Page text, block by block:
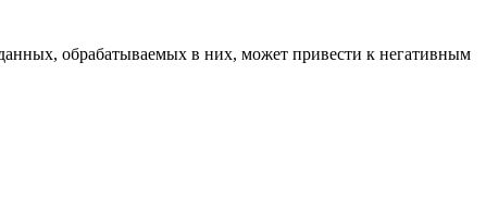
обрабатываемых в них, может привести к негативным